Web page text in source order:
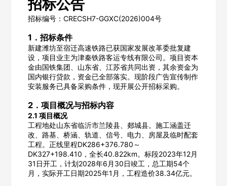
招标公告
招标编号：CRECSH7-GGXC(2026)004号
1．招标条件
新建潍坊至宿迁高速铁路已获国家发展改革委批复建
设，项目业主为津秦铁路客运专线有限公司。项目资本
金由国铁集团、山东省、江苏省共同出资，其余资金为
国内银行贷款，资金已全部落实。现阶段广告宣传制作
安装服务已具备采购条件，现开展公开招标采购。
2．项目概况与招标内容
2.1 项目概况
工程地处山东省临沂市兰陵县、郯城县。施工涵盖迁
改、路基、桥涵、轨道、信号、电力、房屋及临时配套
工程。正线里程DK286+376.780～
DK327+198.410，全长40.822km。标段2023年12月
31日开工，计划2028年6月30日竣工，总工期54个
月，实际开工日期2025年1月，工程造价38.34亿元。